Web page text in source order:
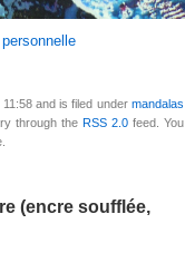
and is filed under mandalas
through the RSS 2.0feed. You
(encre soufflée,